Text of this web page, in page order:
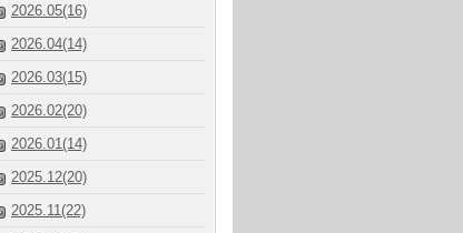
2026.05(16)
2026.04(14)
2026.03(15)
2026.02(20)
2026.01(14)
2025.12(20)
2025.11(22)